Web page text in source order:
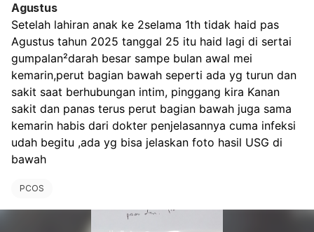
Agustus
Setelah lahiran anak ke 2selama 1th tidak haid pas
Agustus tahun 2025 tanggal 25 itu haid lagi di sertai
gumpalan²darah besar sampe bulan awal mei
kemarin,perut bagian bawah seperti ada yg turun dan
sakit saat berhubungan intim, pinggang kira Kanan
sakit dan panas terus perut bagian bawah juga sama
kemarin habis dari dokter penjelasannya cuma infeksi
udah begitu ,ada yg bisa jelaskan foto hasil USG di
bawah
PCOS